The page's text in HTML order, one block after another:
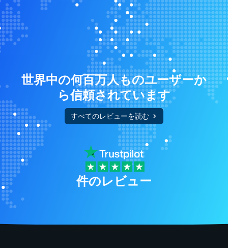
世界中の何百万人ものユーザーか
ら信頼されています
すべてのレビューを読む
件のレビュー